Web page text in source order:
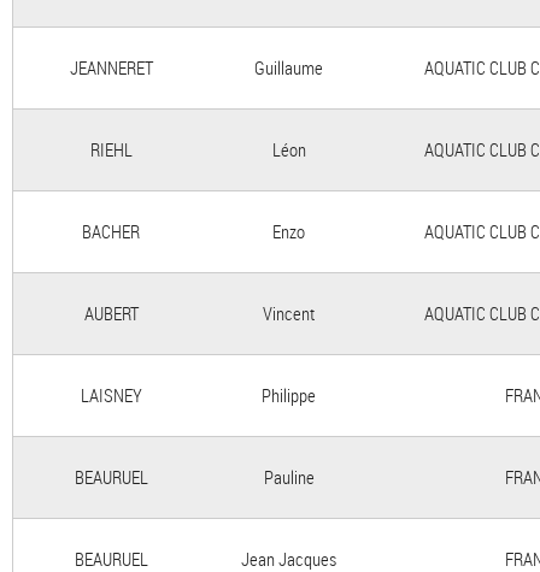
JEANNERET Guillaume AQUATIC CLUB
RIEHL Léon AQUATIC CLUB
BACHER Enzo AQUATIC CLUB
AUBERT Vincent AQUATIC CLUB
LAISNEY Philippe
BEAURUEL Pauline
BEAURUEL Jean Jacques